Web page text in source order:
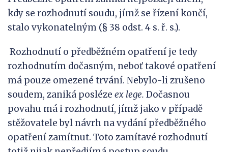
kdy se rozhodnutí soudu, jímž se řízení končí,
stalo vykonatelným (§ 38 odst. 4 s. ř. s.).
Rozhodnutí o předběžném opatření je tedy
rozhodnutím dočasným, neboť takové opatření
má pouze omezené trvání. Nebylo-li zrušeno
soudem, zaniká posléze ex lege. Dočasnou
povahu má i rozhodnutí, jímž jako v případě
stěžovatele byl návrh na vydání předběžného
opatření zamítnut. Toto zamítavé rozhodnutí